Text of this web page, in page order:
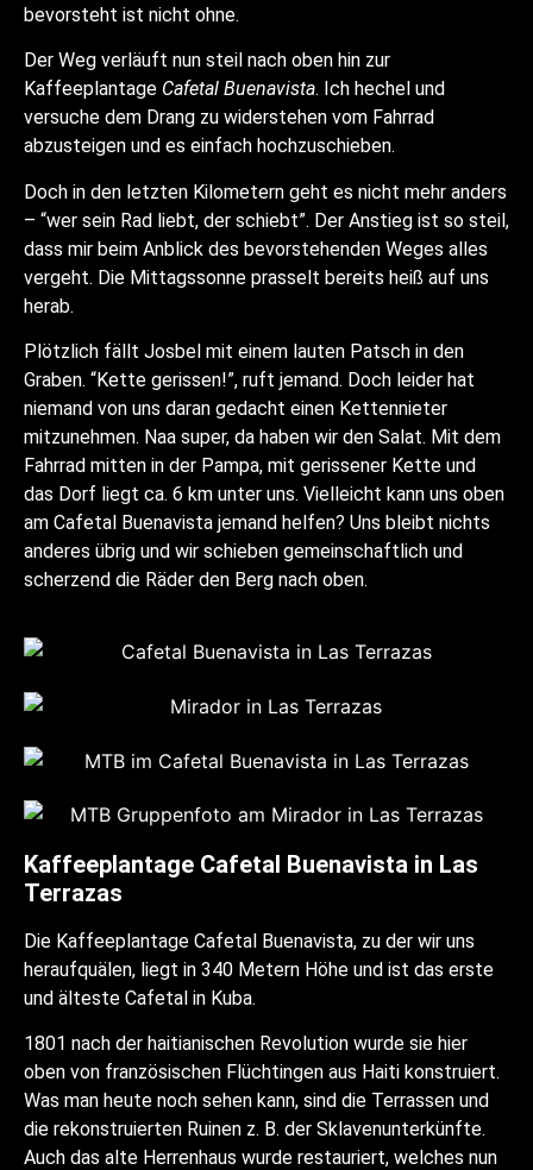
bevorsteht ist nicht ohne.
Der Weg verläuft nun steil nach oben hin zur
Kaffeeplantage Cafetal Buenavista. Ich hechel und
versuche dem Drang zu widerstehen vom Fahrrad
abzusteigen und es einfach hochzuschieben.
Doch in den letzten Kilometern geht es nicht mehr anders
– “wer sein Rad liebt, der schiebt”. Der Anstieg ist so steil,
dass mir beim Anblick des bevorstehenden Weges alles
vergeht. Die Mittagssonne prasselt bereits heiß auf uns
herab.
Plötzlich fällt Josbel mit einem lauten Patsch in den
Graben. “Kette gerissen!”, ruft jemand. Doch leider hat
niemand von uns daran gedacht einen Kettennieter
mitzunehmen. Naa super, da haben wir den Salat. Mit dem
Fahrrad mitten in der Pampa, mit gerissener Kette und
das Dorf liegt ca. 6 km unter uns. Vielleicht kann uns oben
am Cafetal Buenavista jemand helfen? Uns bleibt nichts
anderes übrig und wir schieben gemeinschaftlich und
scherzend die Räder den Berg nach oben.
Kaffeeplantage Cafetal Buenavista in Las
Terrazas
Die Kaffeeplantage Cafetal Buenavista, zu der wir uns
heraufquälen, liegt in 340 Metern Höhe und ist das erste
und älteste Cafetal in Kuba.
1801 nach der haitianischen Revolution wurde sie hier
oben von französischen Flüchtingen aus Haiti konstruiert.
Was man heute noch sehen kann, sind die Terrassen und
die rekonstruierten Ruinen z. B. der Sklavenunterkünfte.
Auch das alte Herrenhaus wurde restauriert, welches nun